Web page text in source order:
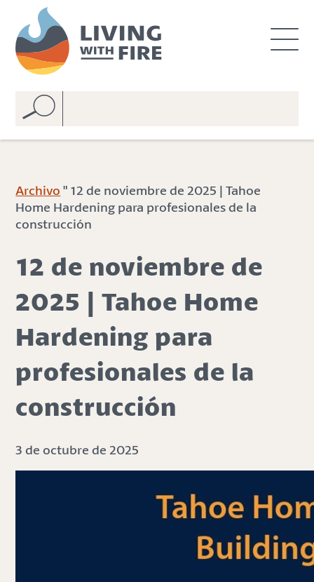
n
v
Archivo " 12 de noviembre de 2025 | Tahoe
Home Hardening para profesionales de la
construcción
12 de noviembre de
2025 | Tahoe Home
Hardening para
profesionales de la
construcción
3 de octubre de 2025